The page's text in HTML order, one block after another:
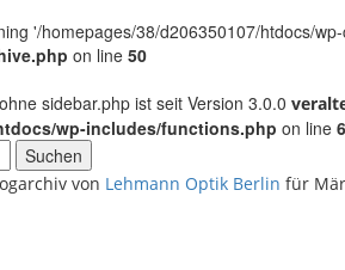
'/homepages/38/d206350107/htdocs/
on line 50
sidebar.php ist seit Version 3.0.0
wp-includes/functions.php on line
von Lehmann Optik Berlin für